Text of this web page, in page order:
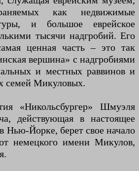
как недвижимые
и большое еврейское
тысячи надгробий. Его
ценная часть – это так
вершина» с надгробиями
и местных раввинов и
семей Микуловых.
«Никольсбургер» Шмуэля
действующая в настоящее
Нью-Йорке, берет свое начало
немецкого имени Микулов,